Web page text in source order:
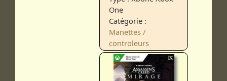
One
Catégorie :
Manettes /
controleurs